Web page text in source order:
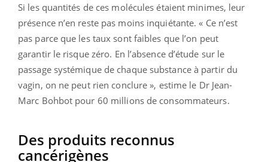
Si les quantités de ces molécules étaient minimes, leur
présence n’en reste pas moins inquiétante. « Ce n’est
pas parce que les taux sont faibles que l’on peut
garantir le risque zéro. En l’absence d’étude sur le
passage systémique de chaque substance à partir du
vagin, on ne peut rien conclure », estime le Dr Jean-
Marc Bohbot pour 60 millions de consommateurs.
Des produits reconnus
cancérigènes